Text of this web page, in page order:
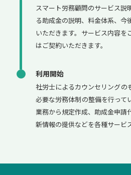
スマート労務顧問のサービス説
る助成金の説明、料金体系、今
いただきます。サービス内容を
はご契約いただきます。
利用開始
社労士によるカウンセリングの
必要な労務体制の整備を行って
業務から規定作成、助成金申請
新情報の提供などを各種サービ